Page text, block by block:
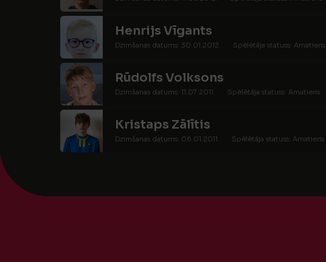
Henrijs Vīgants
Dzimšanas datums: 30.01.2012. Spēlētāja statuss: Amatieris
Rūdolfs Volksons
Dzimšanas datums: 11.07.2011. Spēlētāja statuss: Amatieris
Kristaps Zālītis
Dzimšanas datums: 06.01.2011. Spēlētāja statuss: Amatieris